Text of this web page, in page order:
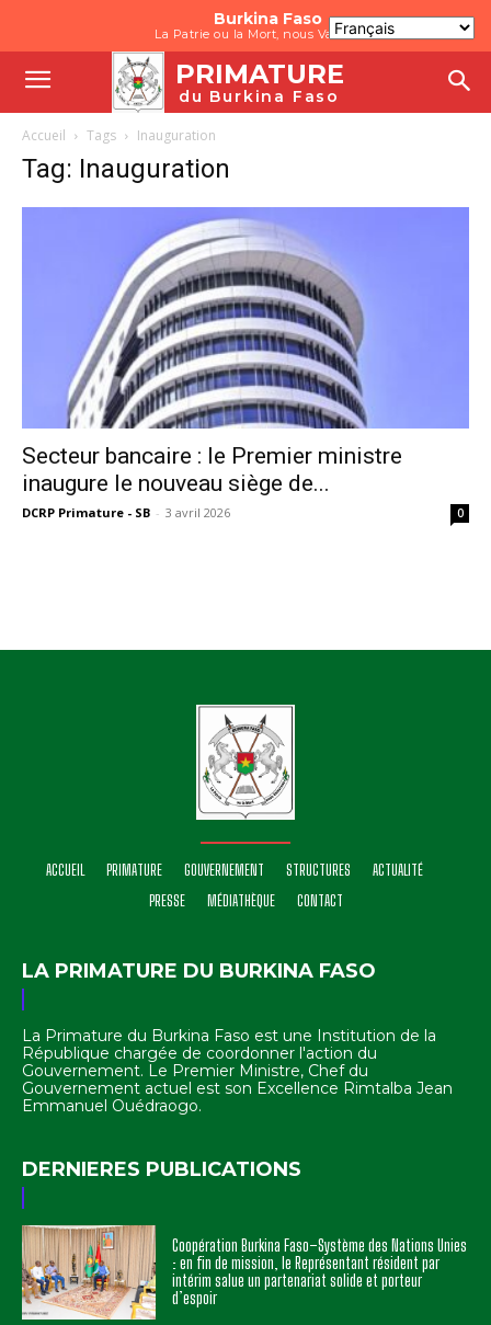
Burkina Faso
La Patrie ou la Mort, nous Vaincrons
PRIMATURE
du Burkina Faso
Accueil Tags Inauguration
Tag: Inauguration
Secteur bancaire : le Premier ministre
inaugure le nouveau siège de...
DCRP Primature - SB - 3 avril 2026 0
ACCUEIL PRIMATURE GOUVERNEMENT STRUCTURES
ACTUALITÉ
PRESSE
MÉDIATHÈQUE CONTACT
LA PRIMATURE DU BURKINA FASO
La Primature du Burkina Faso est une Institution de la
République chargée de coordonner l'action du
Gouvernement. Le Premier Ministre, Chef du
Gouvernement actuel est son Excellence Rimtalba Jean
Emmanuel Ouédraogo.
DERNIERES PUBLICATIONS
Coopération Burkina Faso–Système des Nations Unies
: en fin de mission, le Représentant résident par
intérim salue un partenariat solide et porteur
d’espoir